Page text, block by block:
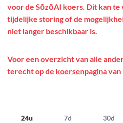
24u 7d 30d
voor de SōzōAI koers. Dit kan te
tijdelijke storing of de
niet langer beschikbaar is.
Voor een overzicht van alle
terecht op de koersenpaginavan